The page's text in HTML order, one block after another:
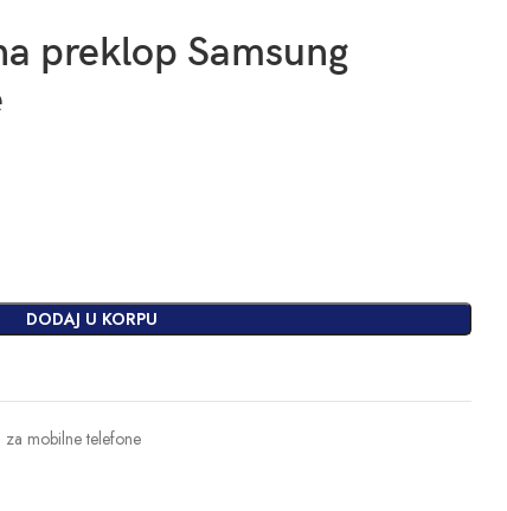
preklop Samsung
DODAJ U KORPU
za mobilne telefone